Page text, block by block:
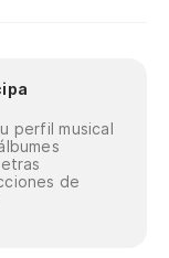
perfil musical
de